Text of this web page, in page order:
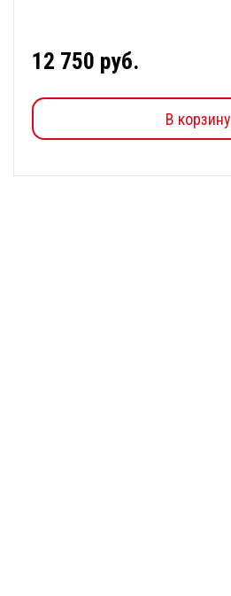
12 750 руб.
В корзину